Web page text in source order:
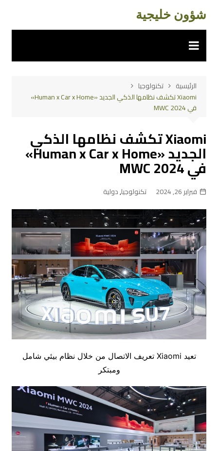
المحتوى
شؤون خليجية
الرئيسية
تكنولوجيا
Xiaomi تكشف نظامها الذكي الجديد «Human x Car x Home»
في MWC 2024
Xiaomi تكشف نظامها الذكي
الجديد «Human x Car x Home»
في MWC 2024
فبراير 26, 2024 تكنولوجيا,دولية
تعيد Xiaomi تعريف الاتصال من خلال نظام بيئي شامل
ومبتكر